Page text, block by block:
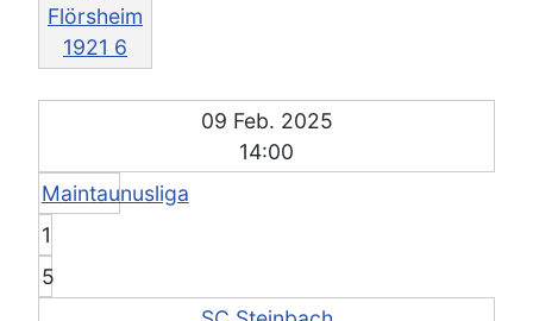
Flörsheim
1921 6
09 Feb. 2025
14:00
Maintaunusliga
1
5